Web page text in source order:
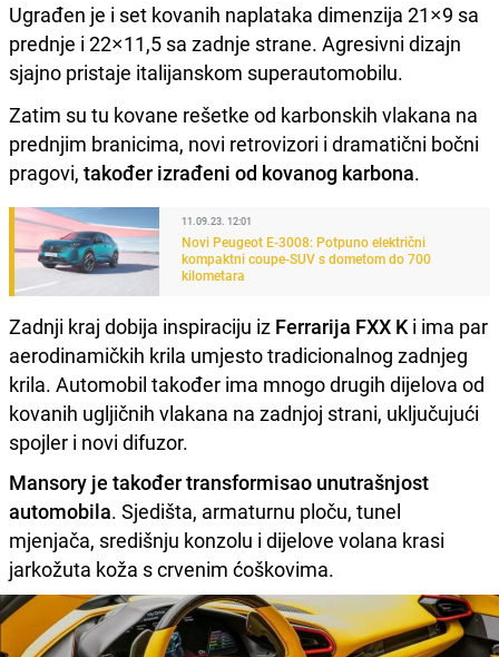
Ugrađen je i set kovanih naplataka dimenzija 21×9 sa
prednje i 22×11,5 sa zadnje strane. Agresivni dizajn
sjajno pristaje italijanskom superautomobilu.
Zatim su tu kovane rešetke od karbonskih vlakana na
prednjim branicima, novi retrovizori i dramatični bočni
pragovi, također izrađeni od kovanog karbona.
11.09.23. 12:01
Novi Peugeot E-3008: Potpuno električni
kompaktni coupe-SUV s dometom do 700
kilometara
Zadnji kraj dobija inspiraciju iz Ferrarija FXX Ki ima par
aerodinamičkih krila umjesto tradicionalnog zadnjeg
krila. Automobil također ima mnogo drugih dijelova od
kovanih ugljičnih vlakana na zadnjoj strani, uključujući
spojler i novi difuzor.
Mansory je također transformisao unutrašnjost
automobila. Sjedišta, armaturnu ploču, tunel
mjenjača, središnju konzolu i dijelove volana krasi
jarkožuta koža s crvenim ćoškovima.